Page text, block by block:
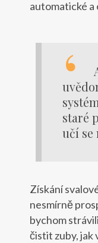
automatické
staré
učí se
Získání
nesmírně
bychom
čistit zuby, jak